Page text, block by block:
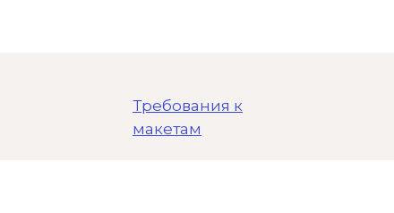
Требования к
макетам